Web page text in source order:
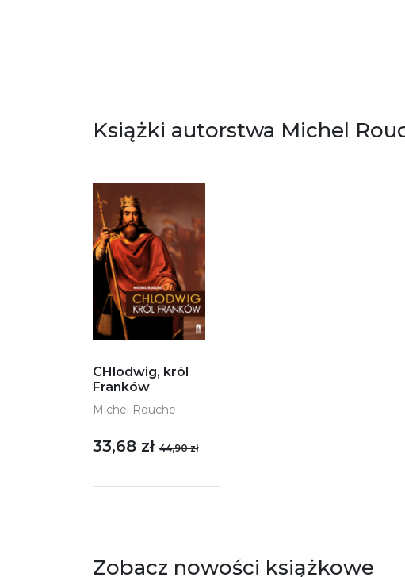
Książki autorstwa Michel
CHlodwig, król
Franków
Michel Rouche
33,68 zł 44,90 zł
Zobacz nowości książkowe